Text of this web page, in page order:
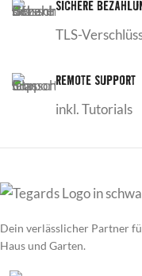
SICHERE
TLS-
REMOTE SUPPORT
inkl. Tutorials
Dein verlässlicher Partner
Haus und Garten.